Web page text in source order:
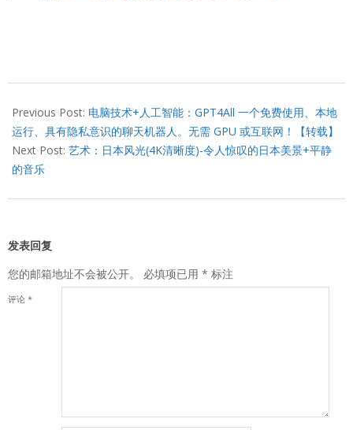
04-
17
Previous Post: 电脑技术+人工智能：GPT4All 一个免费使用、本地
运行、具有隐私意识的聊天机器人。无需 GPU 或互联网！【转载】
Next Post: 艺术：日本风光(4K清晰度)-令人惊叹的日本美景+平静
的音乐
发表回复
您的邮箱地址不会被公开。
必填项已用 * 标注
评论 *